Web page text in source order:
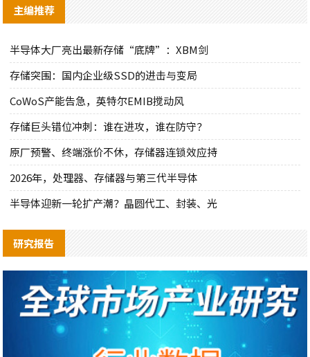
主编推荐
半导体大厂亮出最新存储“底牌”：XBM剑
存储突围：国内企业级SSD的进击与变局
CoWoS产能告急，英特尔EMIB搅动风
存储巨头错位冲刺：谁在进攻，谁在防守？
原厂预警、终端涨价不休，存储器连锁效应持
2026年，处理器、存储器与第三代半导体
半导体迎新一轮扩产潮？晶圆代工、封装、光
研究报告